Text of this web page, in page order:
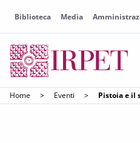
Biblioteca Media
Home > Eventi > Pistoia e il